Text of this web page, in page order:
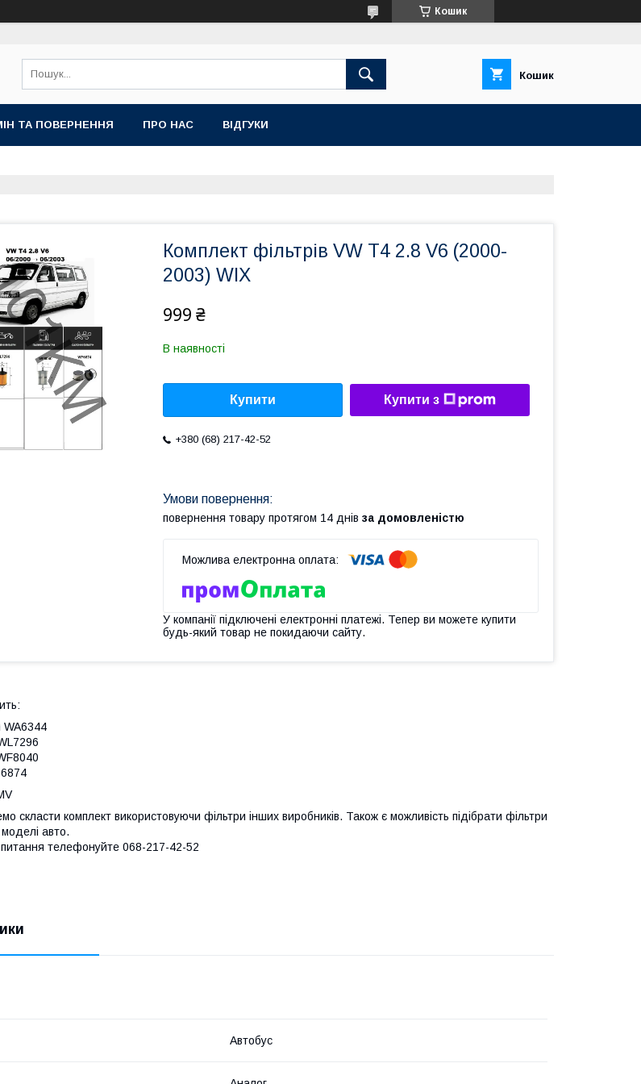
Кошик
Кошик
ТА ПОВЕРНЕННЯ ПРО НАС ВІДГУКИ
Комплект фільтрів VW T4 2.8 V6 (2000-
2003) WIX
999 ₴
В наявності
Купити Купити з
+380 (68) 217-42-52
повернення товару протягом 14 днів за домовленістю
У компанії підключені електронні платежі. Тепер ви можете купити
будь-який товар не покидаючи сайту.
WA6344
скласти комплект використовуючи фільтри інших виробників. Також є можливість підібрати фільтри
авто.
телефонуйте 068-217-42-52
Автобус